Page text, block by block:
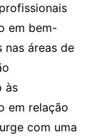
em bem-
nas áreas de
às
em relação
com uma